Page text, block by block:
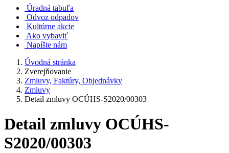
Úradná tabuľa
Odvoz odpadov
Kultúrne akcie
Ako vybaviť
Napíšte nám
Úvodná stránka
Zverejňovanie
Zmluvy, Faktúry, Objednávky
Zmluvy
Detail zmluvy OCÚHS-S2020/00303
Detail zmluvy OCÚHS-
S2020/00303